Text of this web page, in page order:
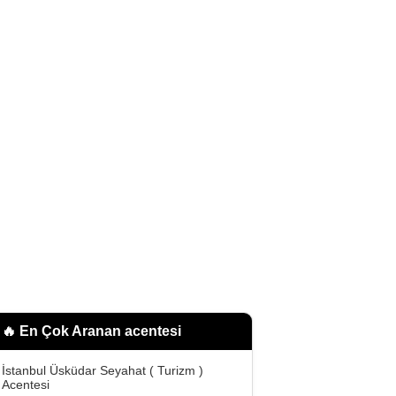
🔥 En Çok Aranan acentesi
İstanbul Üsküdar Seyahat ( Turizm )
Acentesi